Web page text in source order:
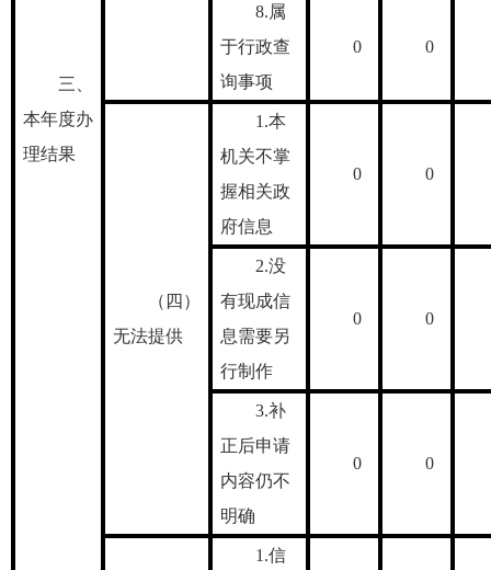
三、
本年度办
理结果
8.属
于行政查
询事项
0 0
（四）
无法提供
1.本
机关不掌
握相关政
府信息
0 0
2.没
有现成信
息需要另
行制作
0 0
3.补
正后申请
内容仍不
明确
0 0
1.信